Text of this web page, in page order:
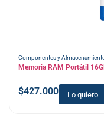
Componentes y
Memoria RAM Portátil
$427.000 Lo quiero